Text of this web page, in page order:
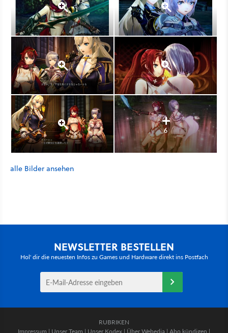
6
alle Bilder ansehen
NEWSLETTER BESTELLEN
Hol' dir die neuesten Infos zu Games und Hardware direkt ins Postfach
RUBRIKEN
Impressum | Unser Team | Unser Kodex | Über Webedia | Abo kündigen |